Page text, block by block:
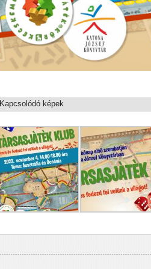
Kapcsolódó képek